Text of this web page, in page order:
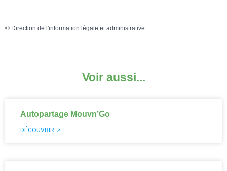
© Direction de l'information légale et administrative
Voir aussi...
Autopartage Mouvn’Go
DÉCOUVRIR ↗